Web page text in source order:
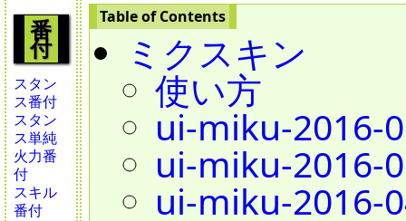
番
付
スタン
ス番付
スタン
ス単純
火力番
付
スキル
番付
ミクスキン
使い方
ui-miku-2016-
ui-miku-2016-
ui-miku-2016-